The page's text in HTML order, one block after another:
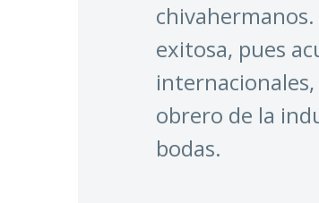
exitosa, pues
obrero de la
bodas.